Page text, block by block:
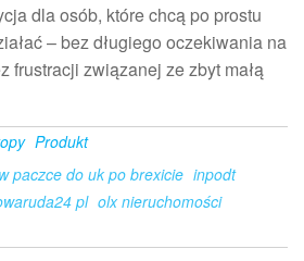
dla osób, które chcą po prostu
– bez długiego oczekiwania na
frustracji związanej ze zbyt małą
Produkt
paczce do uk po brexicie inpodt
pl olx nieruchomości